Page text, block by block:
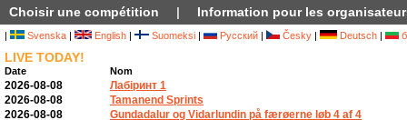
Choisir une compétition | Information pour les
| Svenska | English | Suomeksi | Русский | Česky | Deutsch |
LIVE TODAY!
Date Nom
2026-08-08
Лабіринт 1
2026-08-08
Tamanend Sprints
2026-08-08
Gundadalur og Vidarlundin på færøerne løb 4 af 4